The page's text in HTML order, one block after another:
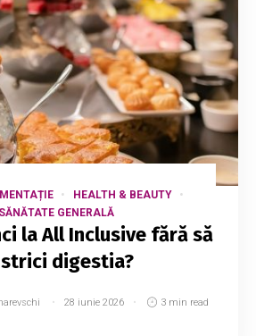
HEALTH & BEAUTY
SĂNĂTATE GENERALĂ
la All Inclusive fără să
digestia?
28 iunie 2026 3 min read